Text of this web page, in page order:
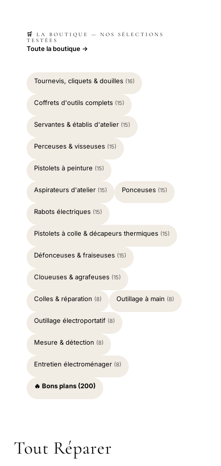
🛒 LA BOUTIQUE — NOS SÉLECTIONS
TESTÉES
Toute la boutique →
Tournevis, cliquets & douilles (16)
Coffrets d'outils complets (15)
Servantes & établis d'atelier (15)
Perceuses & visseuses (15)
Pistolets à peinture (15)
Aspirateurs d'atelier (15) Ponceuses (15)
Rabots électriques (15)
Pistolets à colle & décapeurs thermiques (15)
Défonceuses & fraiseuses (15)
Cloueuses & agrafeuses (15)
Colles & réparation (8) Outillage à main (8)
Outillage électroportatif (8)
Mesure & détection (8)
Entretien électroménager (8)
🔥 Bons plans (200)
Tout Réparer